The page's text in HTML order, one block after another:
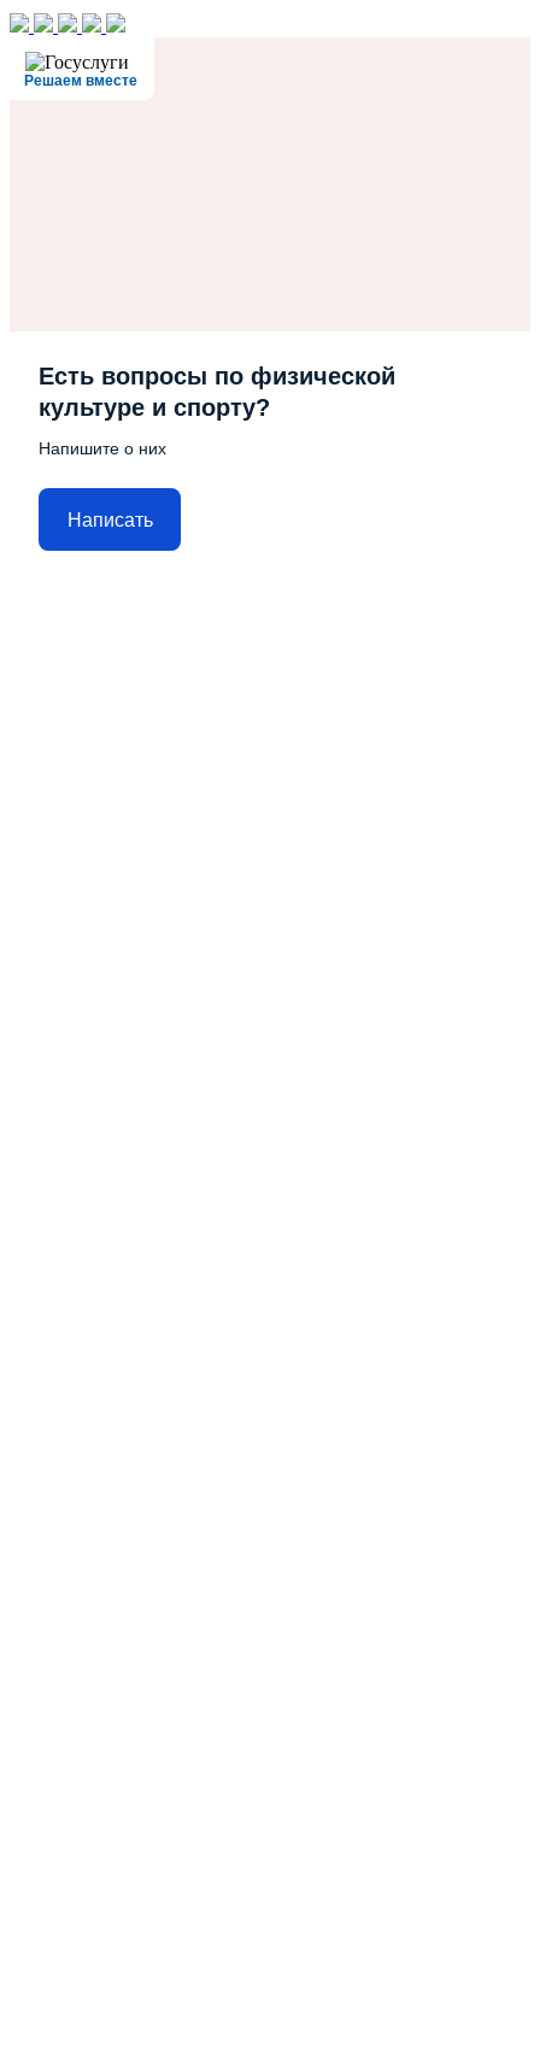
Решаем вместе
Есть вопросы по физической
культуре и спорту?
Напишите о них
Написать